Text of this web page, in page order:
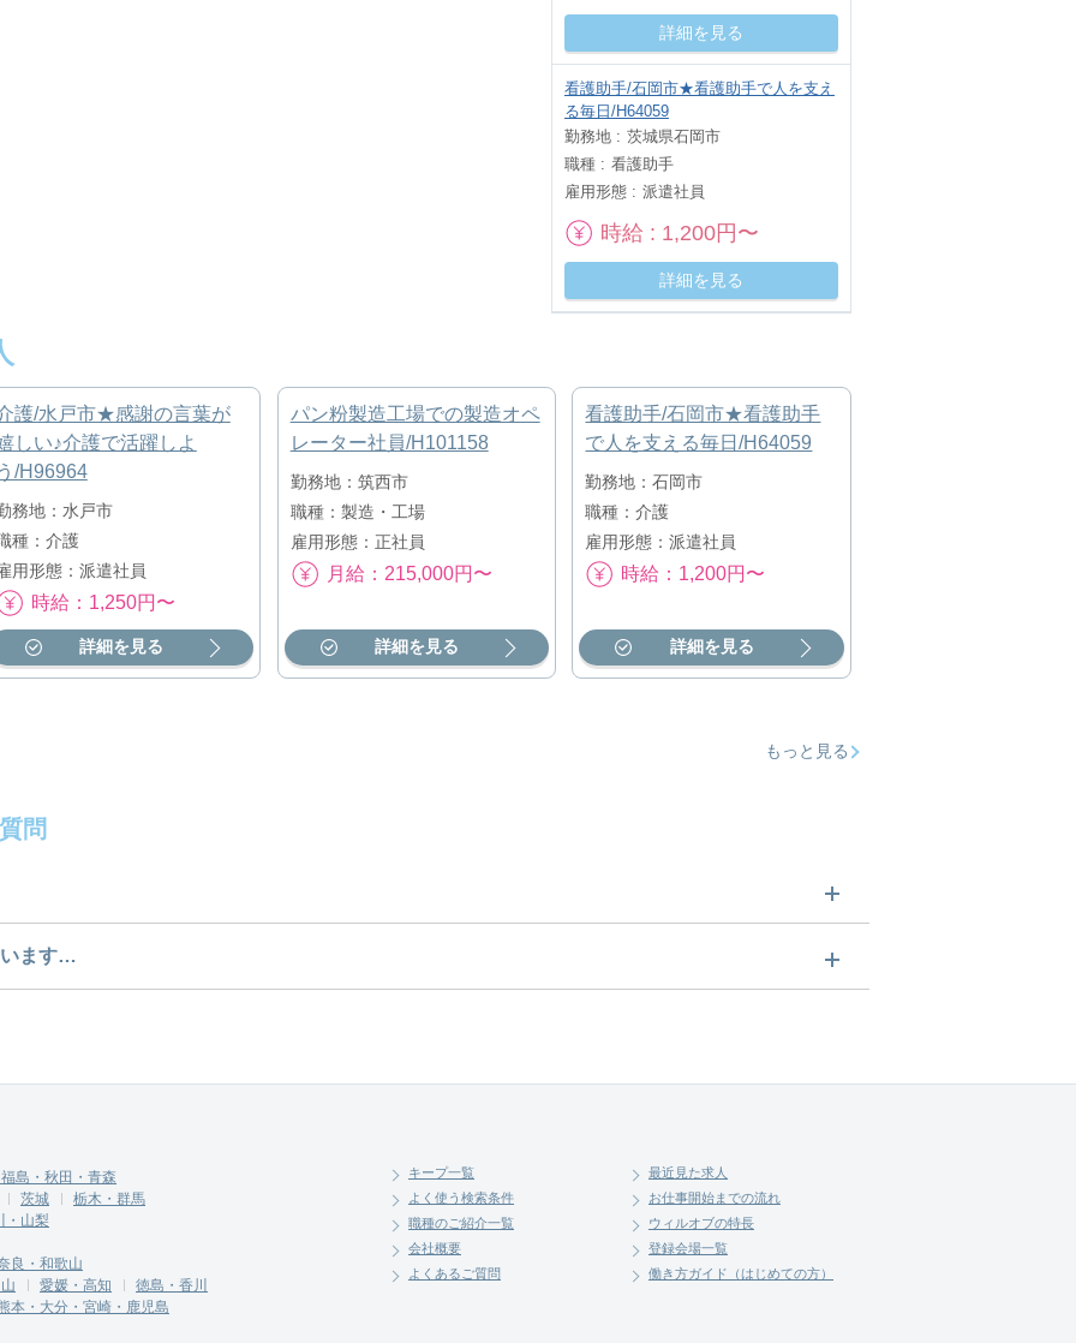
詳細を見る
看護助手/石岡市★看護助手で人を支え
る毎日/H64059
勤務地
茨城県石岡市
職種
看護助手
雇用形態
派遣社員
時給 1,200円〜
詳細を見る
護/水戸市★感謝の言葉が
しい♪介護で活躍しよ
/H96964
務地：水戸市
種：介護
用形態：派遣社員
時給：1,250円〜
詳細を見る
パン粉製造工場での製造オペ
レーター社員/H101158
勤務地：筑西市
職種：製造・工場
雇用形態：正社員
月給：215,000円〜
詳細を見る
看護助手/石岡市★看護助手
で人を支える毎日/H64059
勤務地：石岡市
職種：介護
雇用形態：派遣社員
時給：1,200円〜
詳細を見る
もっと見る
問
のような求人があるかぜひチェックしてみてください。
います…
島・秋田・青森
茨城
栃木・群馬
・山梨
良・和歌山
愛媛・高知
徳島・香川
本・大分・宮崎・鹿児島
キープ一覧
最近見た求人
よく使う検索条件
お仕事開始までの流れ
職種のご紹介一覧
ウィルオブの特長
会社概要
登録会場一覧
よくあるご質問
働き方ガイド（はじめての方）